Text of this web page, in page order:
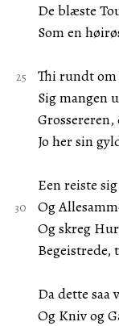
De blæste
Som en
Thi rundt
Sig mangen
Jo her sin
Een reiste
Og
Og skreg
Begeistrede,
Da dette
Og Kniv og